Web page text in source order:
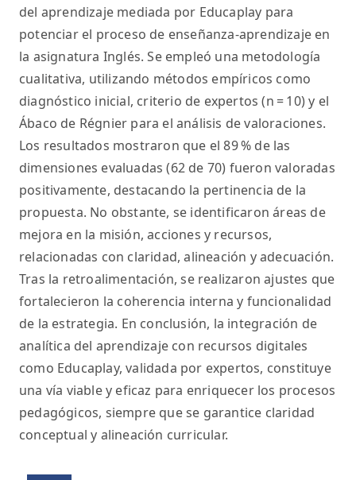
del aprendizaje mediada por Educaplay para
potenciar el proceso de enseñanza-aprendizaje en
la asignatura Inglés. Se empleó una metodología
cualitativa, utilizando métodos empíricos como
diagnóstico inicial, criterio de expertos (n = 10) y el
Ábaco de Régnier para el análisis de valoraciones.
Los resultados mostraron que el 89 % de las
dimensiones evaluadas (62 de 70) fueron valoradas
positivamente, destacando la pertinencia de la
propuesta. No obstante, se identificaron áreas de
mejora en la misión, acciones y recursos,
relacionadas con claridad, alineación y adecuación.
Tras la retroalimentación, se realizaron ajustes que
fortalecieron la coherencia interna y funcionalidad
de la estrategia. En conclusión, la integración de
analítica del aprendizaje con recursos digitales
como Educaplay, validada por expertos, constituye
una vía viable y eficaz para enriquecer los procesos
pedagógicos, siempre que se garantice claridad
conceptual y alineación curricular.